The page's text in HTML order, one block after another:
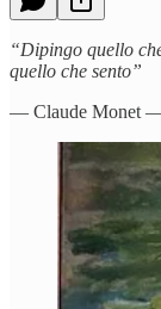
“Dipingo quello
quello che sento”
— Claude Monet